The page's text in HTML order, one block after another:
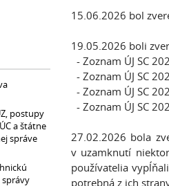
15.06.2026 bol
19.05.2026 boli
- Zoznam ÚJ SC
- Zoznam ÚJ SC
- Zoznam ÚJ SC
- Zoznam ÚJ SC
27.02.2026 bola
v uzamknutí
používatelia
potrebná z ich
postupy
a štátne
správe